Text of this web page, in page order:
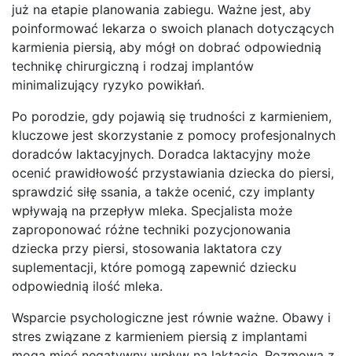
już na etapie planowania zabiegu. Ważne jest, aby
poinformować lekarza o swoich planach dotyczących
karmienia piersią, aby mógł on dobrać odpowiednią
technikę chirurgiczną i rodzaj implantów
minimalizujący ryzyko powikłań.
Po porodzie, gdy pojawią się trudności z karmieniem,
kluczowe jest skorzystanie z pomocy profesjonalnych
doradców laktacyjnych. Doradca laktacyjny może
ocenić prawidłowość przystawiania dziecka do piersi,
sprawdzić siłę ssania, a także ocenić, czy implanty
wpływają na przepływ mleka. Specjalista może
zaproponować różne techniki pozycjonowania
dziecka przy piersi, stosowania laktatora czy
suplementacji, które pomogą zapewnić dziecku
odpowiednią ilość mleka.
Wsparcie psychologiczne jest równie ważne. Obawy i
stres związane z karmieniem piersią z implantami